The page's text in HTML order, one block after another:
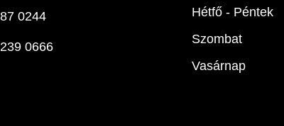
0244
0666
Hétfő - Péntek
Szombat
Vasárnap